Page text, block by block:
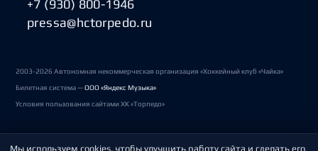
+7 (930) 800-1946
pressa@hctorpedo.ru
2003-2026 Автономная некоммерческая организация «Хоккейный клуб «Чайка»
Билетная система —ООО «Яндекс Музыка»
Условия пользования сайтами ХК «Торпедо»
Мы используем cookies, чтобы улучшить работу сайта и сделать его